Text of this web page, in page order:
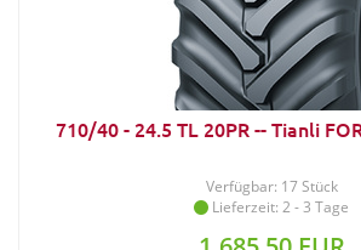
710/40 - 24.5 TL 20PR -- Tianli
Verfügbar: 17 Stück
Lieferzeit: 2 - 3 Tage